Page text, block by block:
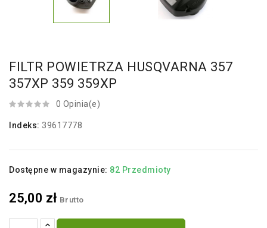
FILTR POWIETRZA HUSQVARNA 357
357XP 359 359XP
0 Opinia(e)
Indeks: 39617778
Dostępne w magazynie: 82 Przedmioty
25,00 zł Brutto